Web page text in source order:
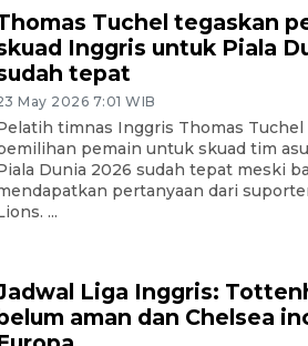
Tuchel tegaskan
Inggris untuk Piala
tepat
May 2026 7:01 WIB
timnas Inggris Thomas Tuchel
pemain untuk skuad tim
Dunia 2026 sudah tepat meski
pertanyaan dari
...
Liga Inggris:
aman dan Chelsea